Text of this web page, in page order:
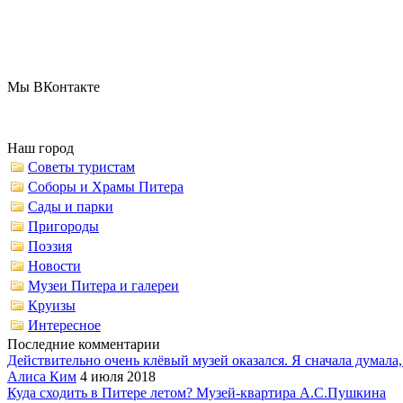
Мы ВКонтакте
Наш город
Советы туристам
Соборы и Храмы Питера
Сады и парки
Пригороды
Поэзия
Новости
Музеи Питера и галереи
Круизы
Интересное
Последние комментарии
Действительно очень клёвый музей оказался. Я сначала
Алиса Ким 4 июля 2018
Куда сходить в Питере летом? Музей-квартира А.С.Пушкина